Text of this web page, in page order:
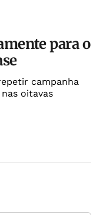
para o
campanha
oitavas